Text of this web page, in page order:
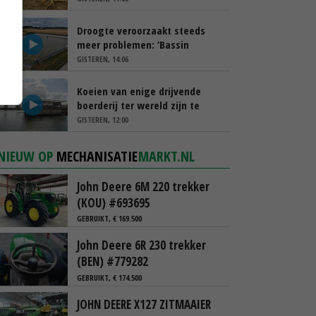
Droogte veroorzaakt steeds
meer problemen: ‘Bassin
afgelopen week al leeg’
GISTEREN, 14:06
Koeien van enige drijvende
boerderij ter wereld zijn te
koop
GISTEREN, 12:00
OP MECHANISATIEMARKT.NL
John Deere 6M 220 trekker
(KOU) #693695
GEBRUIKT, € 169.500
John Deere 6R 230 trekker
(BEN) #779282
GEBRUIKT, € 174.500
JOHN DEERE X127 ZITMAAIER